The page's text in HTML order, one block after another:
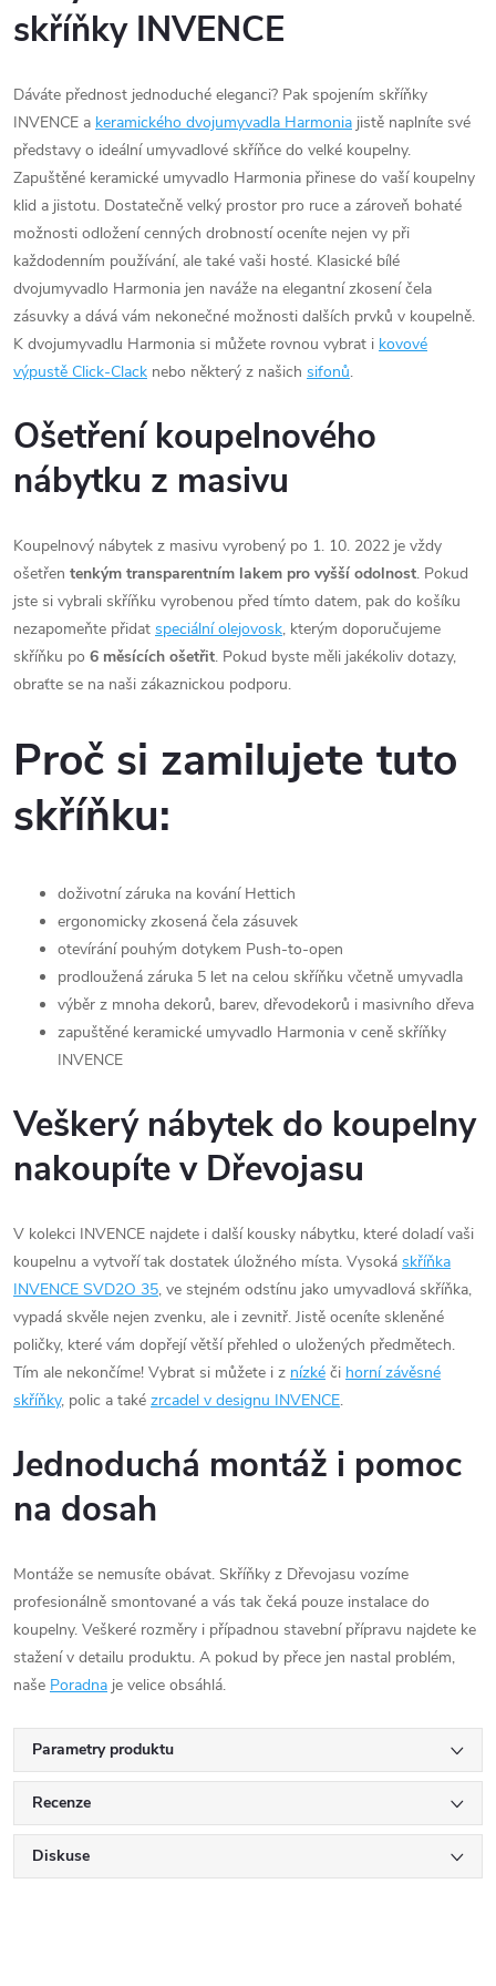
skříňky INVENCE
Dáváte přednost jednoduché eleganci? Pak spojením skříňky
INVENCE a keramického dvojumyvadla Harmonia jistě naplníte své
představy o ideální umyvadlové skříňce do velké koupelny.
Zapuštěné keramické umyvadlo Harmonia přinese do vaší koupelny
klid a jistotu. Dostatečně velký prostor pro ruce a zároveň bohaté
možnosti odložení cenných drobností oceníte nejen vy při
každodenním používání, ale také vaši hosté. Klasické bílé
dvojumyvadlo Harmonia jen naváže na elegantní zkosení čela
zásuvky a dává vám nekonečné možnosti dalších prvků v koupelně.
K dvojumyvadlu Harmonia si můžete rovnou vybrat i kovové
výpustě Click-Clack nebo některý z našich sifonů.
Ošetření koupelnového
nábytku z masivu
Koupelnový nábytek z masivu vyrobený po 1. 10. 2022 je vždy
ošetřen tenkým transparentním lakem pro vyšší odolnost. Pokud
jste si vybrali skříňku vyrobenou před tímto datem, pak do košíku
nezapomeňte přidat speciální olejovosk, kterým doporučujeme
skříňku po 6 měsících ošetřit. Pokud byste měli jakékoliv dotazy,
obraťte se na naši zákaznickou podporu.
Proč si zamilujete tuto
skříňku:
doživotní záruka na kování Hettich
ergonomicky zkosená čela zásuvek
otevírání pouhým dotykem Push-to-open
prodloužená záruka 5 let na celou skříňku včetně umyvadla
výběr z mnoha dekorů, barev, dřevodekorů i masivního dřeva
zapuštěné keramické umyvadlo Harmonia v ceně skříňky
INVENCE
Veškerý nábytek do koupelny
nakoupíte v Dřevojasu
V kolekci INVENCE najdete i další kousky nábytku, které doladí vaši
koupelnu a vytvoří tak dostatek úložného místa. Vysoká skříňka
INVENCE SVD2O 35, ve stejném odstínu jako umyvadlová skříňka,
vypadá skvěle nejen zvenku, ale i zevnitř. Jistě oceníte skleněné
poličky, které vám dopřejí větší přehled o uložených předmětech.
Tím ale nekončíme! Vybrat si můžete i z nízké či horní závěsné
skříňky, polic a také zrcadel v designu INVENCE.
Jednoduchá montáž i pomoc
na dosah
Montáže se nemusíte obávat. Skříňky z Dřevojasu vozíme
profesionálně smontované a vás tak čeká pouze instalace do
koupelny. Veškeré rozměry i případnou stavební přípravu najdete ke
stažení v detailu produktu. A pokud by přece jen nastal problém,
naše Poradna je velice obsáhlá.
Parametry produktu
Recenze
Diskuse